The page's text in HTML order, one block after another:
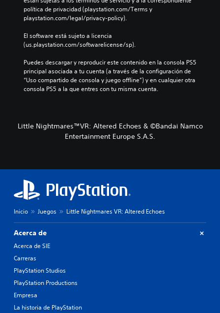
política de privacidad (playstation.com/Terms y
playstation.com/legal/privacy-policy).
El software está sujeto a licencia
(us.playstation.com/softwarelicense/sp).
Puedes descargar y reproducir este contenido en la consola PS5
principal asociada a tu cuenta (a través de la configuración de
“Uso compartido de consola y juego offline”) y en cualquier otra
consola PS5 a la que entres con tu misma cuenta.
Little Nightmares™VR: Altered Echoes & ©Bandai Namco
Entertainment Europe S.A.S.
Inicio Juegos Little Nightmares VR: Altered Echoes
Acerca de
Acerca de SIE
Carreras
PlayStation Studios
PlayStation Productions
Empresa
La historia de PlayStation